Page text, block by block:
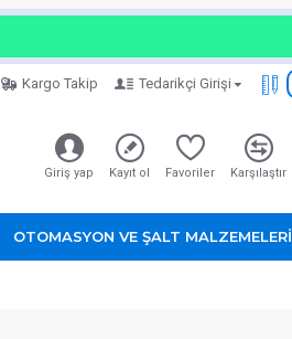
Kargo Takip Tedarikçi Girişi
Giriş yap Kayıt ol Favoriler Karşılaştır
OTOMASYON VE ŞALT MALZEMELERI